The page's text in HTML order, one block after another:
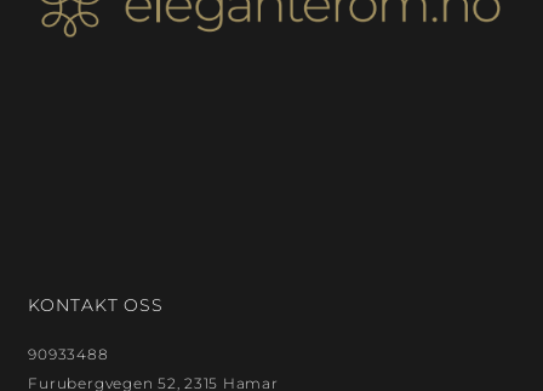
KONTAKT OSS
90933488
Furubergvegen 52, 2315 Hamar